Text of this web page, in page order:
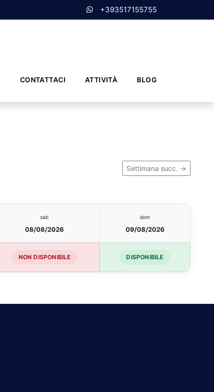
+393517155755
CONTATTACI ATTIVITÀ BLOG
Settimana succ. →
sab
08/08/2026
dom
09/08/2026
NON DISPONIBILE DISPONIBILE